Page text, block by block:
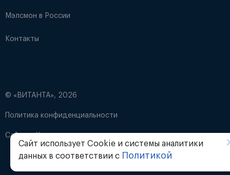
Мэлсмон в России
Контакты
© «ВИТАНТА», 2026
Политика конфиденциальности
Сайт от
Сайт использует Cookie и системы аналитики
данных в соответствии с Политикой